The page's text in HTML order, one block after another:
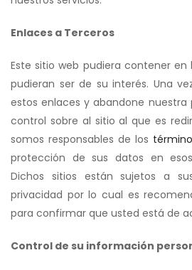
Enlaces a Terceros
Este sitio web pudiera contener
pudieran ser de su interés. Una
estos enlaces y abandone
control sobre al sitio al que es
somos responsables de los
protección de sus datos en
Dichos sitios están sujetos a
privacidad por lo cual es
para confirmar que usted está de
Control de su información